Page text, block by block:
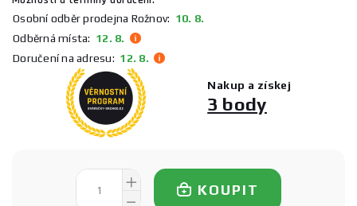
Osobní odběr prodejna Rožnov: 10. 8.
Odběrná místa: 12. 8.
Doručení na adresu: 12. 8.
Nakup a získej
3 body
KOUPIT